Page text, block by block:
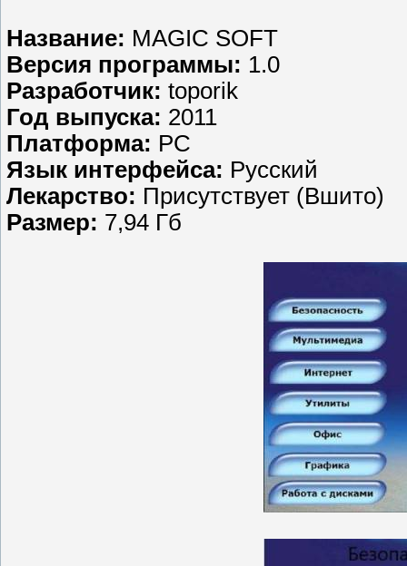
Название: MAGIC SOFT
Версия программы: 1.0
Разработчик: toporik
Год выпуска: 2011
Платформа: PC
Язык интерфейса: Русский
Лекарство: Присутствует (Вшито)
Размер: 7,94 Гб